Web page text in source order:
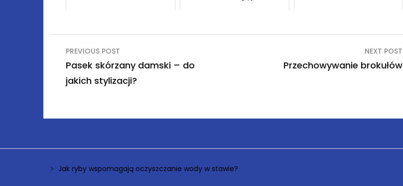
Nawigacja
wpisu
PREVIOUS POST
Pasek skórzany damski – do
jakich stylizacji?
NEXT POST
Przechowywanie brokułów
Jak ryby wspomagają oczyszczanie wody w stawie?